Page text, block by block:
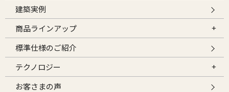
建築実例
商品ラインアップ
標準仕様のご紹介
テクノロジー
お客さまの声